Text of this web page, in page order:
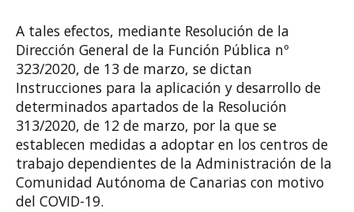
A tales efectos, mediante Resolución de la
Dirección General de la Función Pública nº
323/2020, de 13 de marzo, se dictan
Instrucciones para la aplicación y desarrollo de
determinados apartados de la Resolución
313/2020, de 12 de marzo, por la que se
establecen medidas a adoptar en los centros de
trabajo dependientes de la Administración de la
Comunidad Autónoma de Canarias con motivo
del COVID-19.